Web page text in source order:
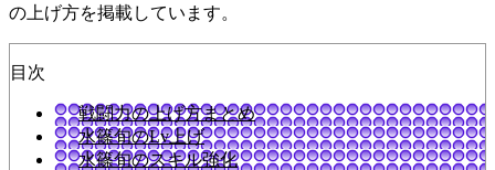
の上げ方を掲載しています。
目次
戦闘力の上げ方まとめ
水篠旬のLv上げ
水篠旬のスキル強化